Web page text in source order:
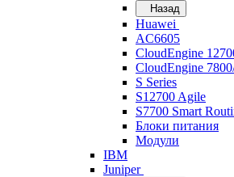
Назад
Huawei
AC6605
CloudEngine
CloudEngine
S Series
S12700 Agile
S7700 Smart
Блоки питания
Модули
IBM
Juniper